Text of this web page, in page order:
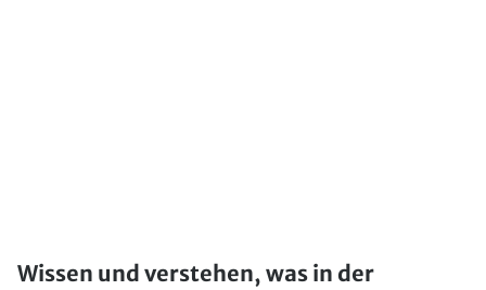
Wissen und verstehen, was in der